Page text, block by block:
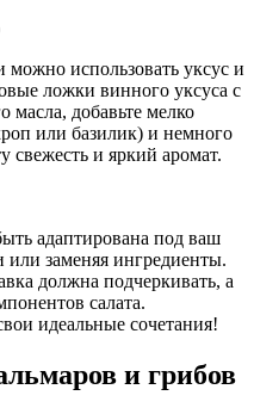
можно использовать уксус и
ложки винного уксуса с
добавьте мелко
или базилик) и немного
свежесть и яркий аромат.
адаптирована под ваш
или заменяя ингредиенты.
должна подчеркивать, а
салата.
идеальные сочетания!
и грибов